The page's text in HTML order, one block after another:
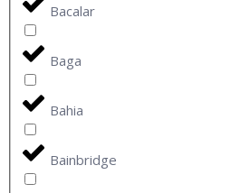
Bacalar
Baga
Bahia
Bainbridge